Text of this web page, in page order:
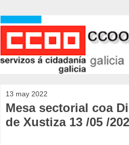
13 may 2022
Mesa sectorial coa
de Xustiza 13 /05 /